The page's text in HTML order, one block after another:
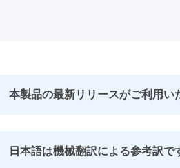
本製品の最新リリースがご利用い
日本語は機械翻訳による参考訳で